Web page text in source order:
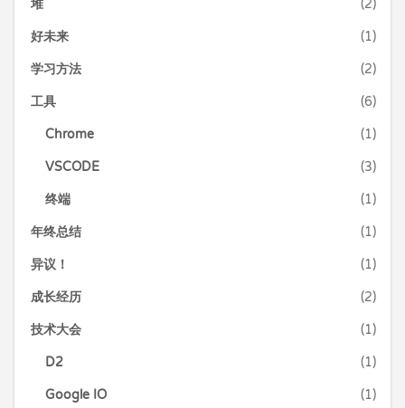
堆 (2)
好未来 (1)
学习方法 (2)
工具 (6)
Chrome (1)
VSCODE (3)
终端 (1)
年终总结 (1)
异议！ (1)
成长经历 (2)
技术大会 (1)
D2 (1)
Google IO (1)